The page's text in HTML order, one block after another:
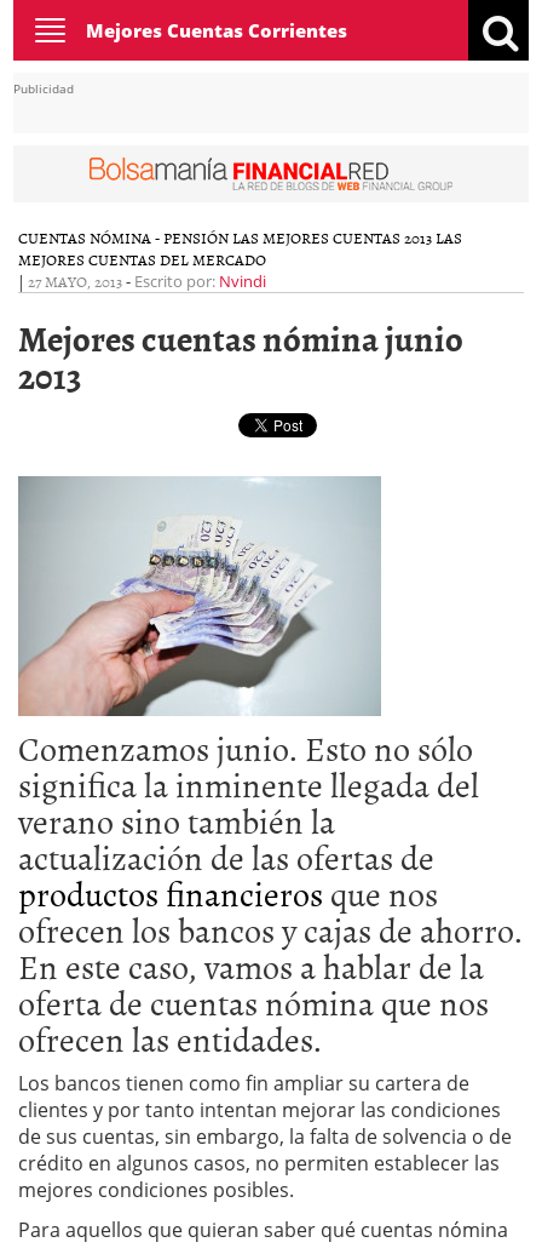
Toggle
navigation
Mejores Cuentas Corrientes
Publicidad
CUENTAS NÓMINA - PENSIÓN LAS MEJORES CUENTAS 2013 LAS
MEJORES CUENTAS DEL MERCADO
| 27 MAYO, 2013- Escrito por: Nvindi
Mejores cuentas nómina junio
2013
Comenzamos junio. Esto no sólo
significa la inminente llegada del
verano sino también la
actualización de las ofertas de
productos financierosque nos
ofrecen los bancos y cajas de ahorro.
En este caso, vamos a hablar de la
oferta de cuentas nómina que nos
ofrecen las entidades.
Los bancos tienen como fin ampliar su cartera de
clientes y por tanto intentan mejorar las condiciones
de sus cuentas, sin embargo, la falta de solvencia o de
crédito en algunos casos, no permiten establecer las
mejores condiciones posibles.
Para aquellos que quieran saber qué cuentas nómina